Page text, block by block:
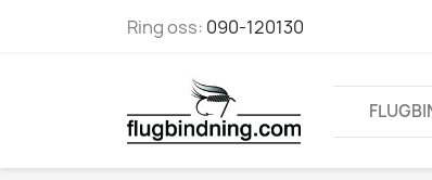
Ring oss: 090-120130